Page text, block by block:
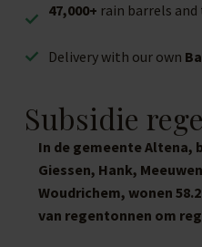
47,000+ rain barrels
Delivery with our own
Subsidie
In de gemeente Altena,
Giessen, Hank,
Woudrichem, wonen
van regentonnen om